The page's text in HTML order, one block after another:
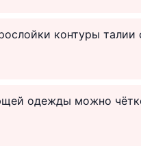
контуры талии
одежды можно